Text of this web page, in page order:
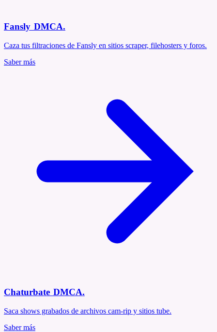
Fansly DMCA.
Caza tus filtraciones de Fansly en sitios scraper, filehosters y foros.
Saber más
Chaturbate DMCA.
Saca shows grabados de archivos cam-rip y sitios tube.
Saber más